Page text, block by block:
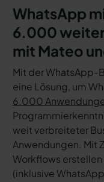
WhatsApp
6.000
mit Mateo
Mit der WhatsApp-
eine Lösung, um
6.000
weit verbreiteter
Anwendungen. Mit
Workflows
(inklusive